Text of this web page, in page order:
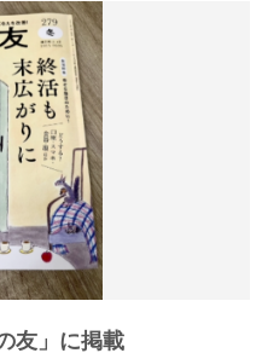
友」に掲載